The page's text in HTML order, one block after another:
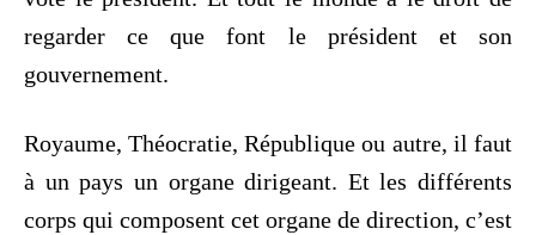
regarder ce que font le président et son
gouvernement.
Royaume, Théocratie, République ou autre, il faut
à un pays un organe dirigeant. Et les différents
corps qui composent cet organe de direction, c’est